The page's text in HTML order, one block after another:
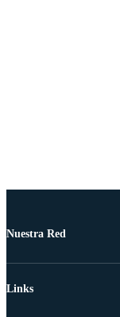
Nuestra Red
Links